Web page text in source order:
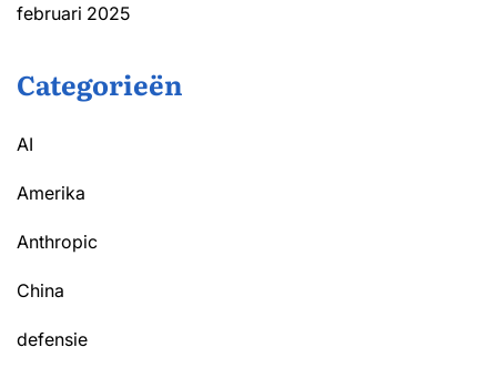
februari 2025
Categorieën
AI
Amerika
Anthropic
China
defensie